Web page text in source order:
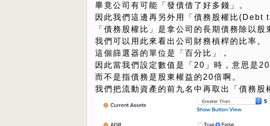
畢竟公司有可能「發債借了好多錢」。
因此我們這邊再另外用「債務股權比(Debt
「債務股權比」是拿公司的長期債務除以股
我們可以用此來看出公司財務槓桿的比率。
這個篩選器的單位是「百分比」，
因此當我們設定數值是「20」時，意思是
而不是指債務是股東權益的20倍啊。
我們把流動資產的前九名中再取出「債務股